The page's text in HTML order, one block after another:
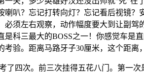
喇叭？忘记打转向灯？忘记看后视镜？
必须左右观察，动作幅度要大到让副驾
是科三最大的BOSS之一！你感觉车是
考验。距离马路牙子30厘米，这个距
了四次。前三次挂得五花八门。第一